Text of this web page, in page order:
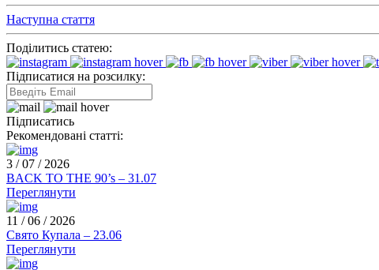
Наступна стаття
Поділитись статею:
Підписатися на розсилку:
Підписатись
Рекомендовані статті:
3 / 07 / 2026
BACK TO THE 90’s – 31.07
Переглянути
11 / 06 / 2026
Свято Купала – 23.06
Переглянути